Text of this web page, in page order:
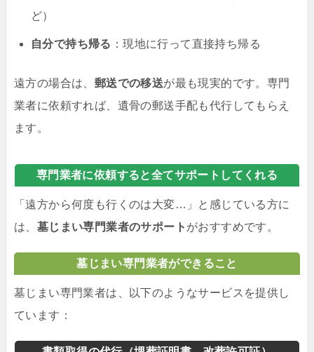
ど）
自分で持ち帰る ：現地に行って直接持ち帰る
遠方の場合は、 郵送での移送が最も現実的です。専門
業者に依頼すれば、遺骨の郵送手配も代行してもらえ
ます。
専門業者に依頼すると全てサポートしてくれる
「遠方から何度も行くのは大変…」と感じている方に
は、 墓じまい専門業者のサポート がおすすめです。
墓じまい専門業者ができること
墓じまい専門業者は、以下のようなサービスを提供し
ています：